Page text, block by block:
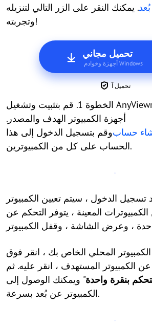
. يمكنك النقر على الزر التالي لتنزيله
وتجربته!
تحميل مجاني
أجهزة وخوادم Windows
تحميل آ
الخطوة 1. قم بتثبيت وتشغيل AnyViewr على كل من
أجهزة الكمبيوتر الهدف والمصدر.
وقم بتسجيل الدخول إلى هذا
الحساب على كل من الكمبيوترين.
تسجيل الدخول ، سيتم تعيين الكمبيوتر
الكمبيوترات المعينة ، يتوفر التحكم عن
على الكمبيوتر المحلي الخاص بك ، انقر فوق
الكمبيوتر المستهدف ، انقر عليه. ثم
بنقرة واحدة" ويمكنك الوصول إلى
الكمبيوتر عن بُعد بسرعة.